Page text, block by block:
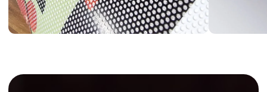
реклама